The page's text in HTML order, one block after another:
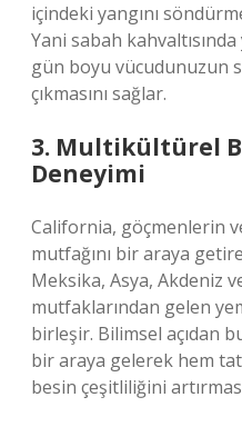
içindeki yangını
Yani sabah
gün boyu vücudunuzun
çıkmasını sağlar.
3. Multikültürel
Deneyimi
California, göçmenlerin
mutfağını bir araya
Meksika, Asya, Akdeniz
mutfaklarından gelen
birleşir. Bilimsel açıdan
bir araya gelerek hem
besin çeşitliliğini